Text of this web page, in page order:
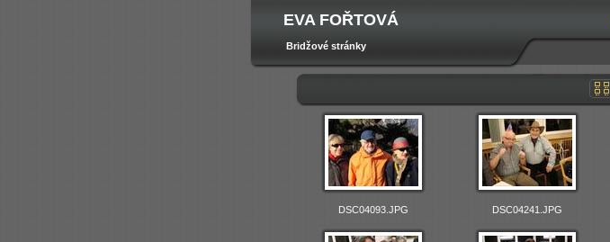
EVA FOŘTOVÁ
Bridžové stránky
DSC04093.JPG DSC04241.JPG